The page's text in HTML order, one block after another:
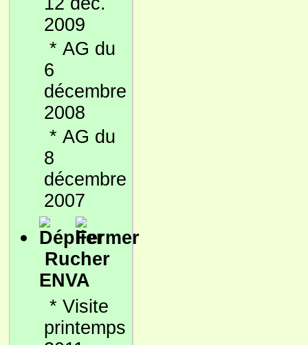
2009
* AG du
6
décembre
2008
* AG du
8
décembre
2007
Rucher
ENVA
* Visite
printemps